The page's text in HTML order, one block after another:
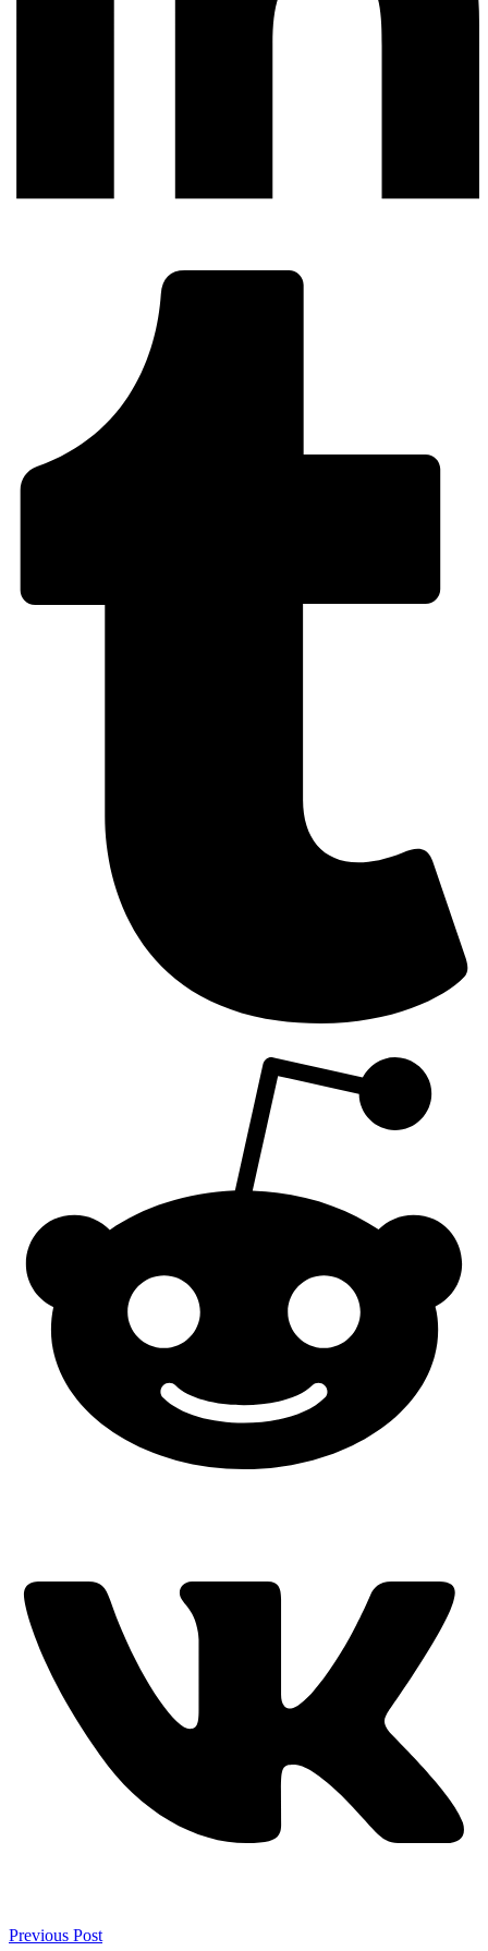
Previous Post